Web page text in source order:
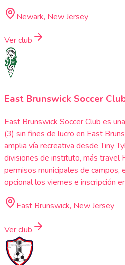
Newark, New Jersey
Ver club
East Brunswick Soccer
East Brunswick Soccer Club es
(3) sin fines de lucro en East
amplia vía recreativa desde Tiny
divisiones de instituto, más travel
permisos municipales de campos,
opcional los viernes e inscripción
East Brunswick, New Jersey
Ver club